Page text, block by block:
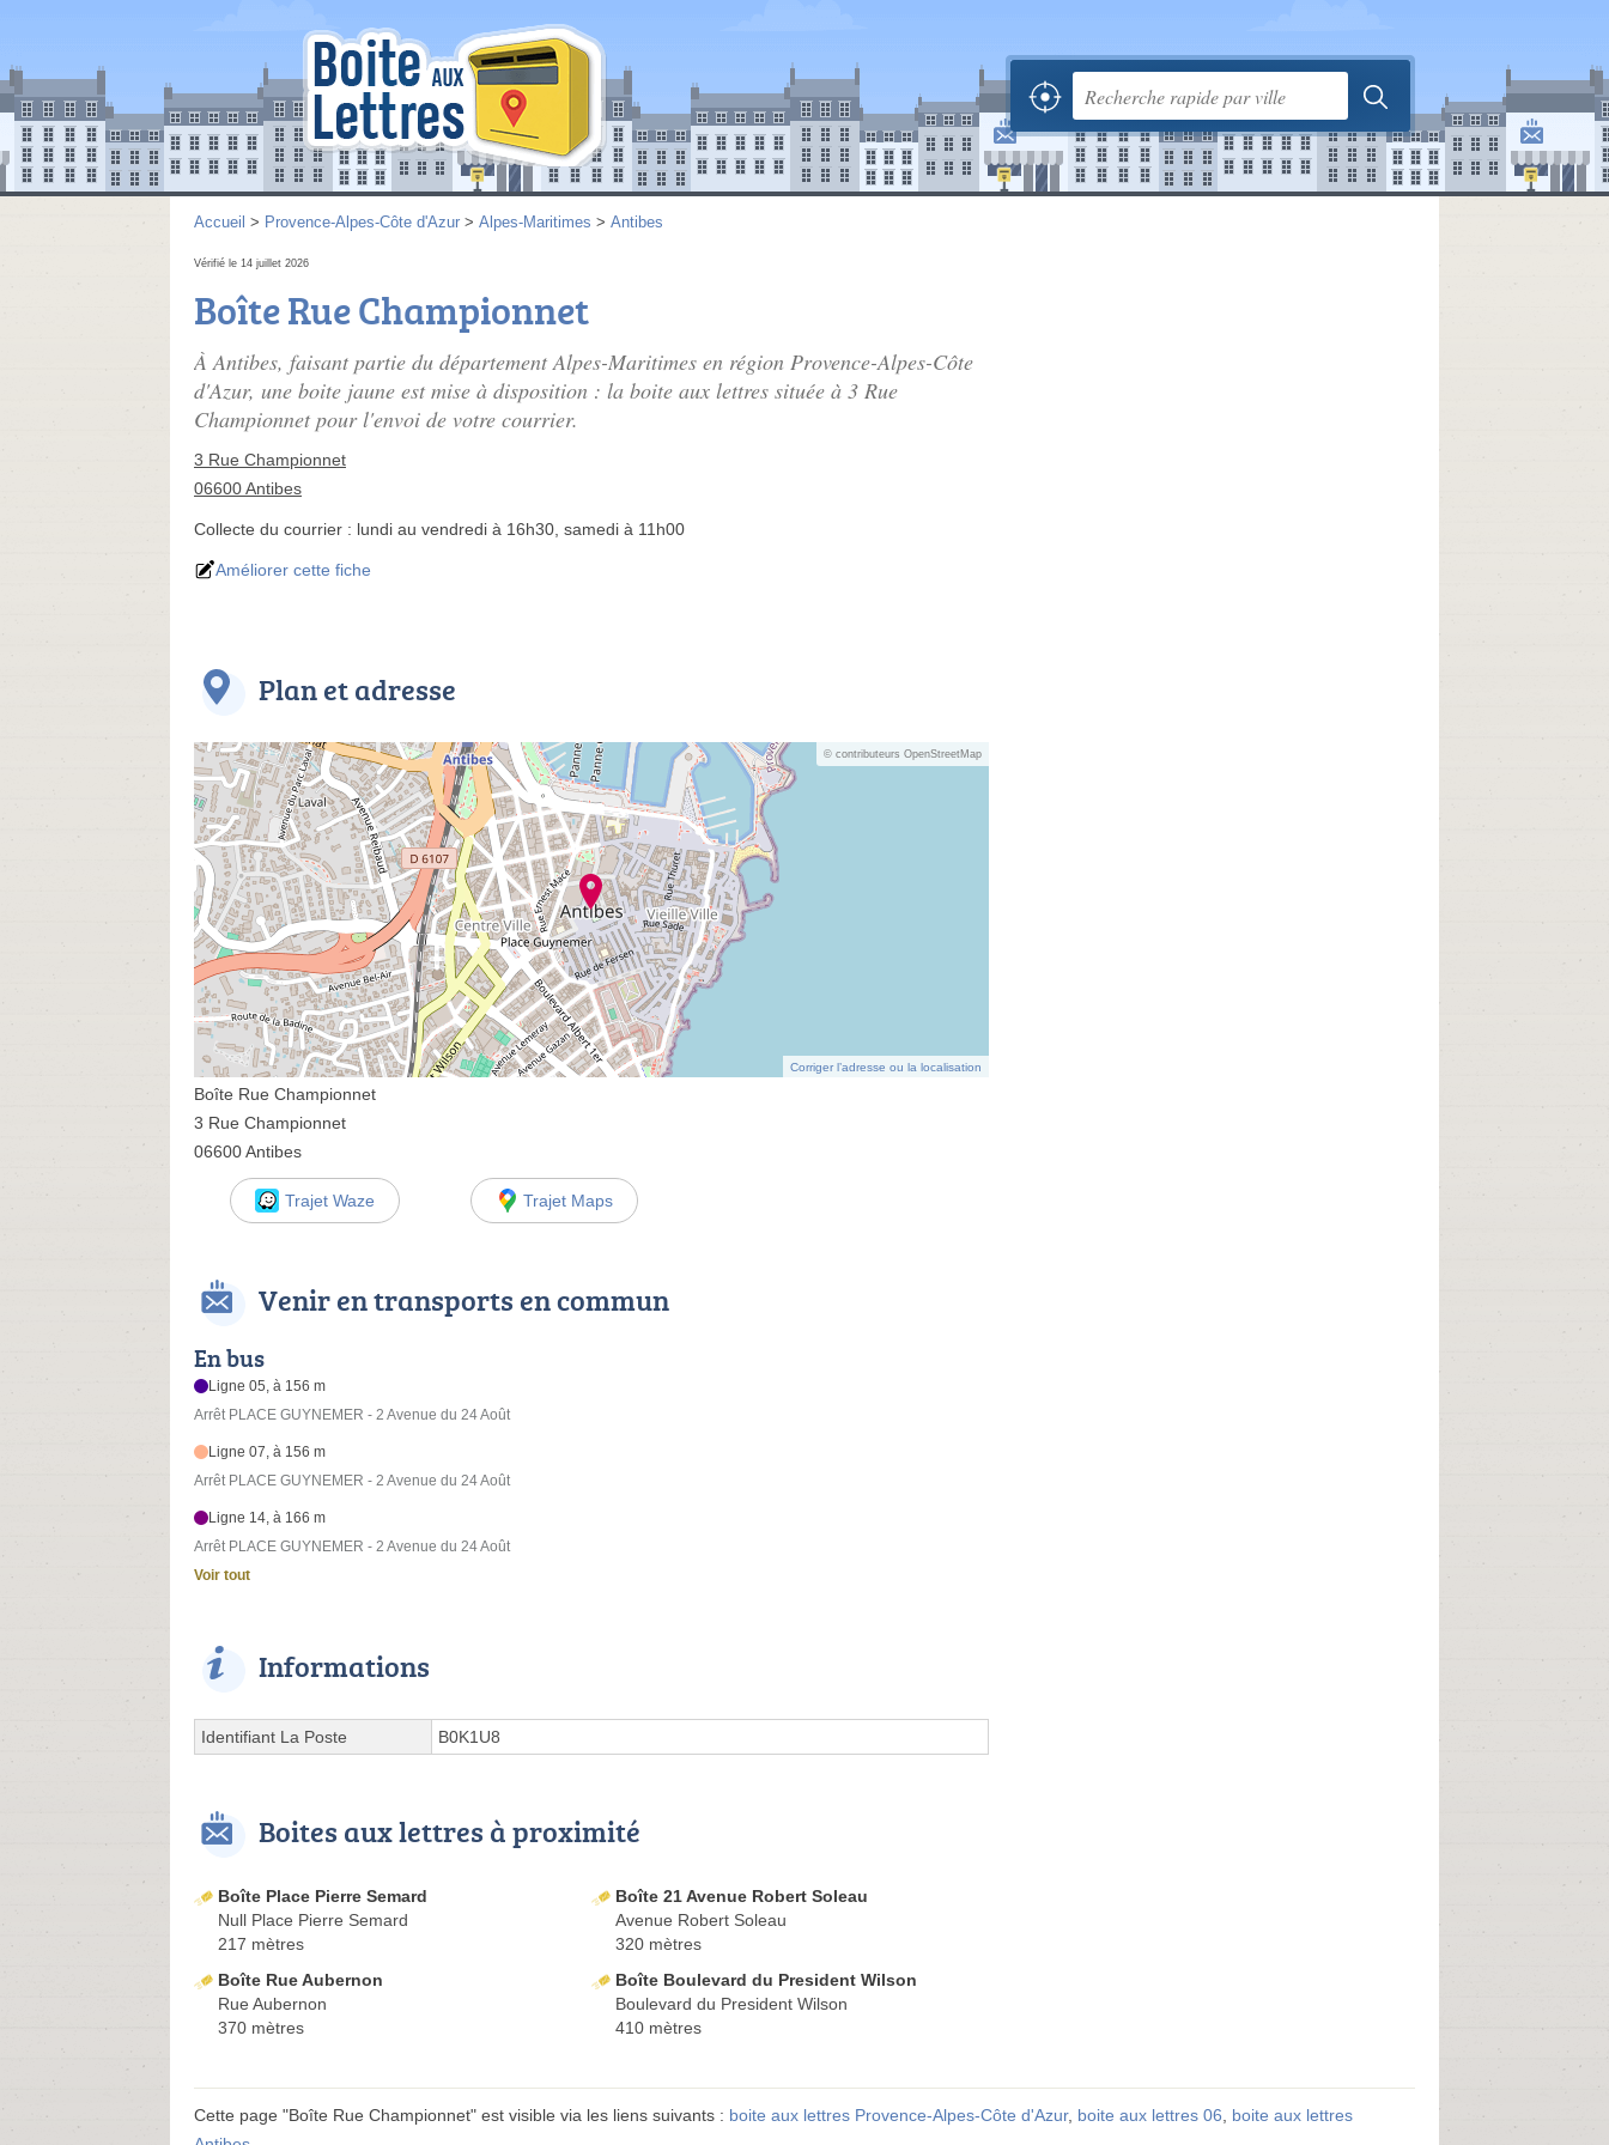
Accueil > Provence-Alpes-Côte d'Azur > Alpes-Maritimes > Antibes
Vérifié le 14 juillet 2026
Boîte Rue Championnet
À Antibes, faisant partie du département Alpes-Maritimes en région Provence-Alpes-Côte
d'Azur, une boite jaune est mise à disposition : la boite aux lettres située à 3 Rue
Championnet pour l'envoi de votre courrier.
3 Rue Championnet
06600 Antibes
Collecte du courrier : lundi au vendredi à 16h30, samedi à 11h00
Améliorer cette fiche
Plan et adresse
© contributeurs OpenStreetMap
Corriger l’adresse ou la localisation
Boîte Rue Championnet
3 Rue Championnet
06600 Antibes
Trajet Waze Trajet Maps
Venir en transports en commun
En bus
Ligne 05, à 156 m
Arrêt PLACE GUYNEMER - 2 Avenue du 24 Août
Ligne 07, à 156 m
Arrêt PLACE GUYNEMER - 2 Avenue du 24 Août
Ligne 14, à 166 m
Arrêt PLACE GUYNEMER - 2 Avenue du 24 Août
Voir tout
Informations
Identifiant La Poste B0K1U8
Boites aux lettres à proximité
Boîte Place Pierre Semard
Null Place Pierre Semard
217 mètres
Boîte 21 Avenue Robert Soleau
Avenue Robert Soleau
320 mètres
Boîte Rue Aubernon
Rue Aubernon
370 mètres
Boîte Boulevard du President Wilson
Boulevard du President Wilson
410 mètres
Cette page "Boîte Rue Championnet" est visible via les liens suivants : boite aux lettres Provence-Alpes-Côte d'Azur, boite aux lettres 06, boite aux lettres